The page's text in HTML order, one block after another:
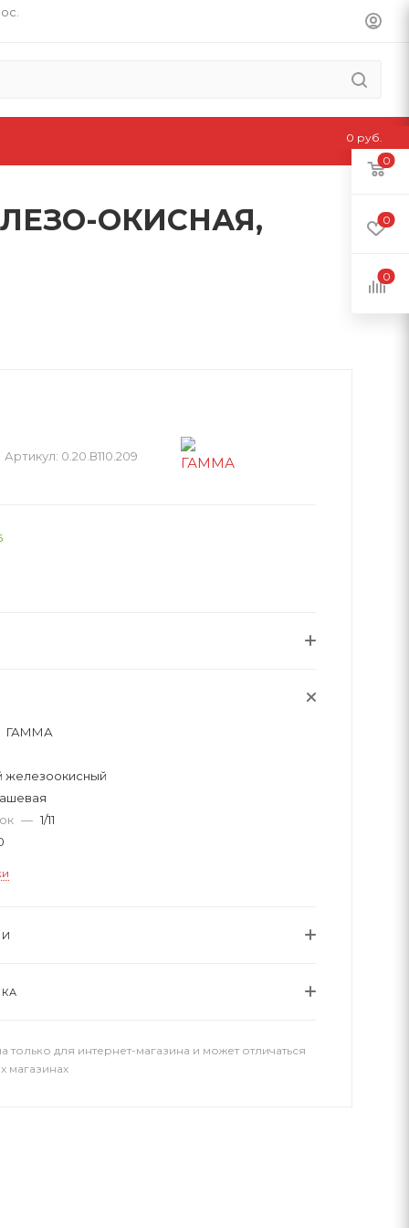
ОКИСНАЯ,
Артикул: 0.20.В110.209
ГАММА
железоокисный
— 1/11
только для интернет-магазина и может отличаться
магазинах
0
0
0
0 руб.